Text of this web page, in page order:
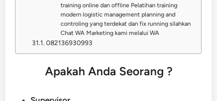
training online dan offline Pelatihan training
modern logistic management planning and
controling yang terdekat dan fix running silahkan
Chat WA Marketing kami melalui WA
082136930993
Apakah Anda Seorang ?